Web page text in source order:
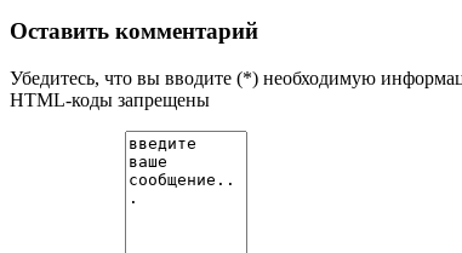
Оставить комментарий
Убедитесь, что вы вводите (*) необходимую
HTML-коды запрещены